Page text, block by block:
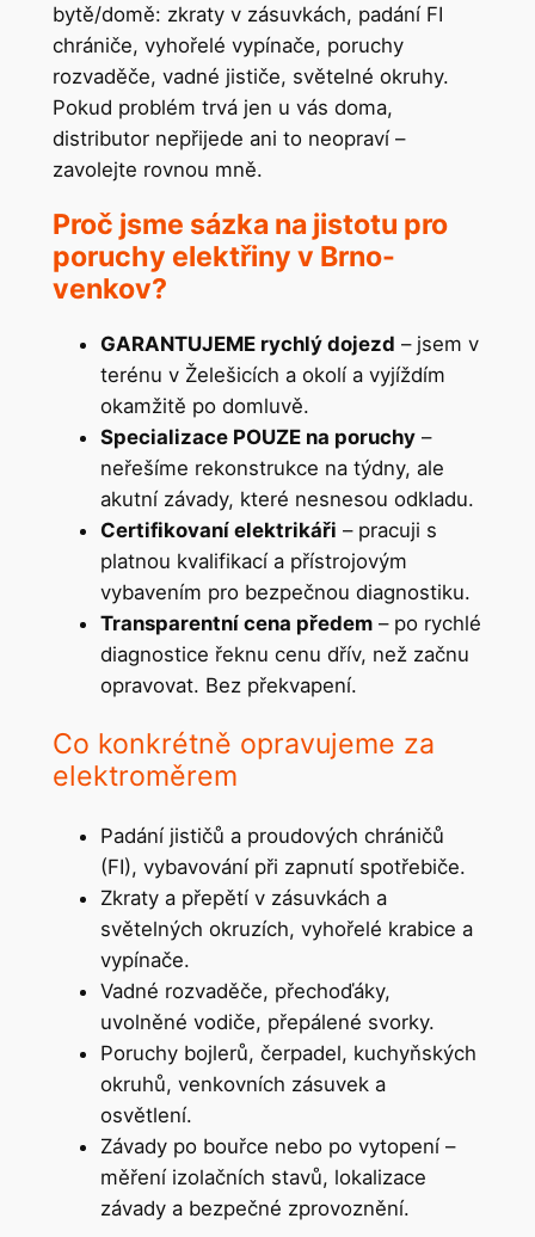
bytě/domě: zkraty v zásuvkách, padání FI
chrániče, vyhořelé vypínače, poruchy
rozvaděče, vadné jističe, světelné okruhy.
Pokud problém trvá jen u vás doma,
distributor nepřijede ani to neopraví –
zavolejte rovnou mně.
Proč jsme sázka na jistotu pro
poruchy elektřiny v Brno-
venkov?
GARANTUJEME rychlý dojezd – jsem v
terénu v Želešicích a okolí a vyjíždím
okamžitě po domluvě.
Specializace POUZE na poruchy–
neřešíme rekonstrukce na týdny, ale
akutní závady, které nesnesou odkladu.
Certifikovaní elektrikáři – pracuji s
platnou kvalifikací a přístrojovým
vybavením pro bezpečnou diagnostiku.
Transparentní cena předem– po rychlé
diagnostice řeknu cenu dřív, než začnu
opravovat. Bez překvapení.
Co konkrétně opravujeme za
elektroměrem
Padání jističů a proudových chráničů
(FI), vybavování při zapnutí spotřebiče.
Zkraty a přepětí v zásuvkách a
světelných okruzích, vyhořelé krabice a
vypínače.
Vadné rozvaděče, přechoďáky,
uvolněné vodiče, přepálené svorky.
Poruchy bojlerů, čerpadel, kuchyňských
okruhů, venkovních zásuvek a
osvětlení.
Závady po bouřce nebo po vytopení –
měření izolačních stavů, lokalizace
závady a bezpečné zprovoznění.